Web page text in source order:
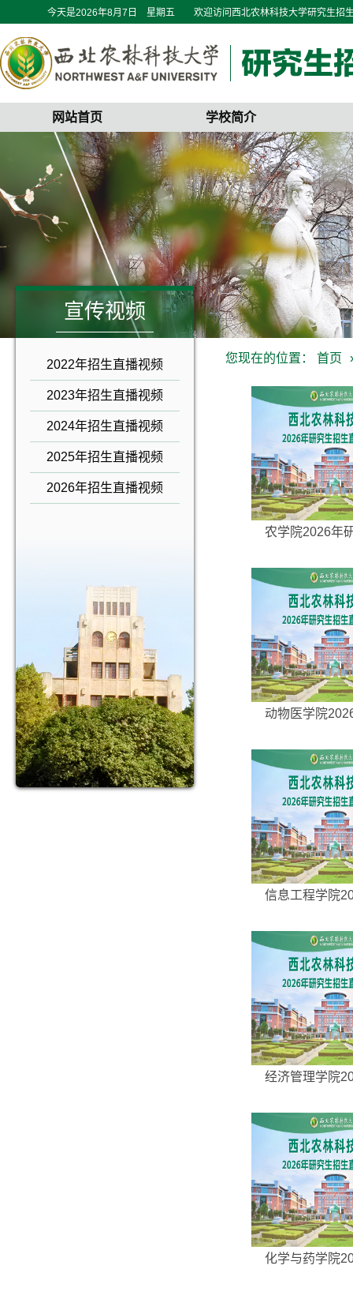
今天是2026年8月7日 星期五 欢迎访问西北农林科技大学研究生招
网站首页 学校简介
宣传视频
2022年招生直播视频
2023年招生直播视频
2024年招生直播视频
2025年招生直播视频
2026年招生直播视频
您现在的位置： 首页
农学院2026年
动物医学院
信息工程学院
经济管理学院
化学与药学院